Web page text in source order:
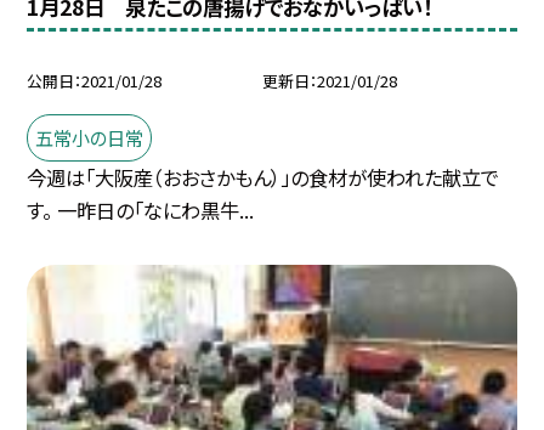
1月28日 泉たこの唐揚げでおなかいっぱい！
公開日 2021/01/28 更新日 2021/01/28
五常小の日常
今週は「大阪産（おおさかもん）」の食材が使われた献立で
す。 一昨日の「なにわ黒牛...